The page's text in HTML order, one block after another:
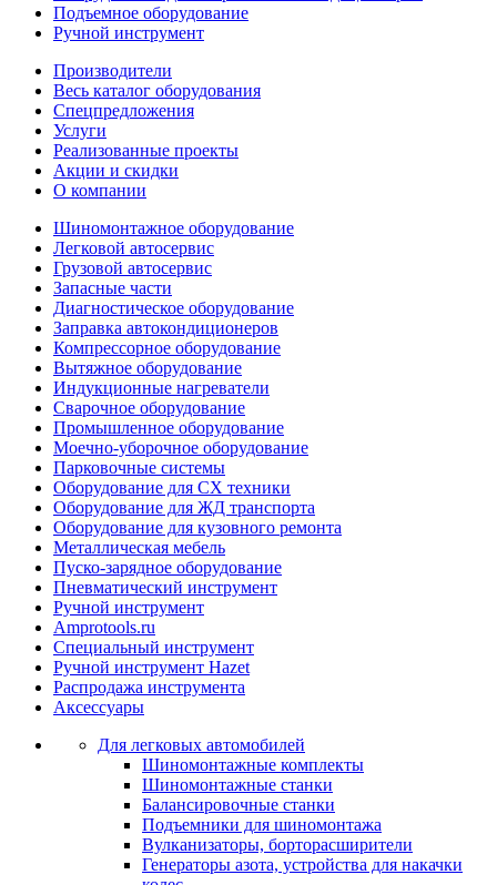
Подъемное оборудование
Ручной инструмент
Производители
Весь каталог оборудования
Спецпредложения
Услуги
Реализованные проекты
Акции и скидки
О компании
Шиномонтажное оборудование
Легковой автосервис
Грузовой автосервис
Запасные части
Диагностическое оборудование
Заправка автокондиционеров
Компрессорное оборудование
Вытяжное оборудование
Индукционные нагреватели
Сварочное оборудование
Промышленное оборудование
Моечно-уборочное оборудование
Парковочные системы
Оборудование для СХ техники
Оборудование для ЖД транспорта
Оборудование для кузовного ремонта
Металлическая мебель
Пуско-зарядное оборудование
Пневматический инструмент
Ручной инструмент
Amprotools.ru
Специальный инструмент
Ручной инструмент Hazet
Распродажа инструмента
Аксессуары
Для легковых автомобилей
Шиномонтажные комплекты
Шиномонтажные станки
Балансировочные станки
Подъемники для шиномонтажа
Вулканизаторы, борторасширители
Генераторы азота, устройства для накачки